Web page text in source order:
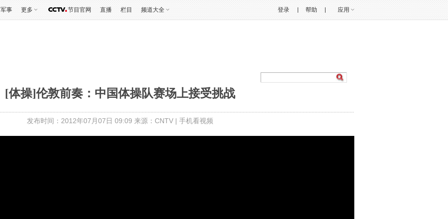
军事 更多 节目官网 直播 栏目 频道大全 帮助 应用
登录
[体操]伦敦前奏：中国体操队赛场上接受挑战
发布时间：2012年07月07日 09:09 来源：CNTV | 手机看视频